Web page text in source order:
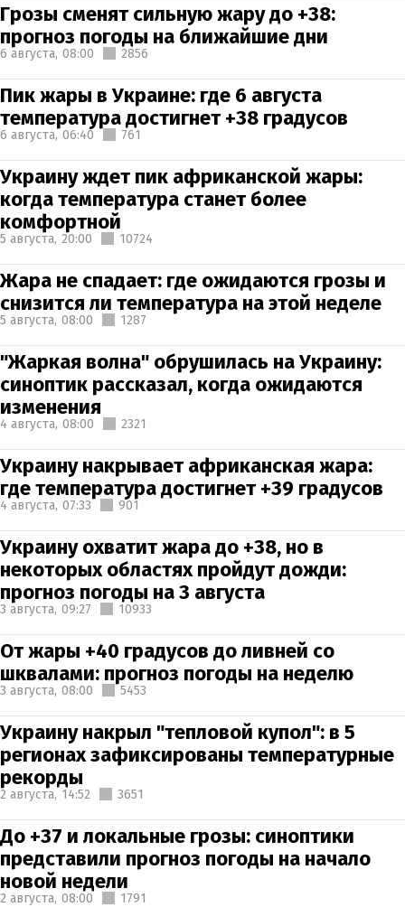
Грозы сменят сильную жару до +38:
прогноз погоды на ближайшие дни
6 августа, 08:00 2856
Пик жары в Украине: где 6 августа
температура достигнет +38 градусов
6 августа, 06:40 761
Украину ждет пик африканской жары:
когда температура станет более
комфортной
5 августа, 20:00 10724
Жара не спадает: где ожидаются грозы и
снизится ли температура на этой неделе
5 августа, 08:00 1287
"Жаркая волна" обрушилась на Украину:
синоптик рассказал, когда ожидаются
изменения
4 августа, 08:00 2321
Украину накрывает африканская жара:
где температура достигнет +39 градусов
4 августа, 07:33 901
Украину охватит жара до +38, но в
некоторых областях пройдут дожди:
прогноз погоды на 3 августа
3 августа, 09:27 10933
От жары +40 градусов до ливней со
шквалами: прогноз погоды на неделю
3 августа, 08:00 5453
Украину накрыл "тепловой купол": в 5
регионах зафиксированы температурные
рекорды
2 августа, 14:52 3651
До +37 и локальные грозы: синоптики
представили прогноз погоды на начало
новой недели
2 августа, 08:00 1791